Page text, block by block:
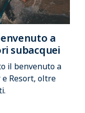
a
subacquei
il benvenuto a
e Resort, oltre